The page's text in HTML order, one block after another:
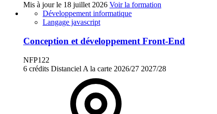
Mis à jour le 18 juillet 2026 Voir la formation
Développement informatique
Langage javascript
Conception et développement Front-End
NFP122
6 crédits Distanciel A la carte 2026/27 2027/28